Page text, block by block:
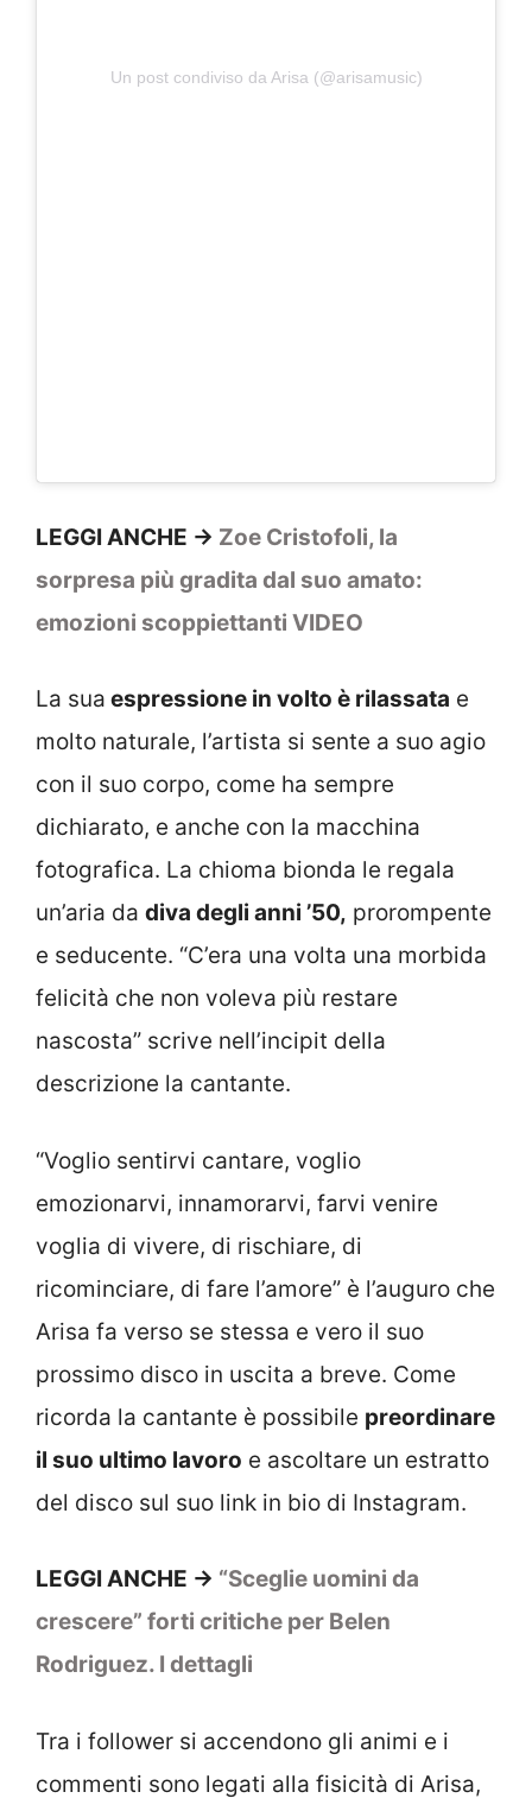
Un post condiviso da Arisa (@arisamusic)
LEGGI ANCHE -> Zoe Cristofoli, la
sorpresa più gradita dal suo amato:
emozioni scoppiettanti VIDEO
La sua espressione in volto è rilassata e
molto naturale, l’artista si sente a suo agio
con il suo corpo, come ha sempre
dichiarato, e anche con la macchina
fotografica. La chioma bionda le regala
un’aria da diva degli anni ’50, prorompente
e seducente. “C’era una volta una morbida
felicità che non voleva più restare
nascosta” scrive nell’incipit della
descrizione la cantante.
“Voglio sentirvi cantare, voglio
emozionarvi, innamorarvi, farvi venire
voglia di vivere, di rischiare, di
ricominciare, di fare l’amore” è l’auguro che
Arisa fa verso se stessa e vero il suo
prossimo disco in uscita a breve. Come
ricorda la cantante è possibile preordinare
il suo ultimo lavoro e ascoltare un estratto
del disco sul suo link in bio di Instagram.
LEGGI ANCHE -> “Sceglie uomini da
crescere” forti critiche per Belen
Rodriguez. I dettagli
Tra i follower si accendono gli animi e i
commenti sono legati alla fisicità di Arisa,